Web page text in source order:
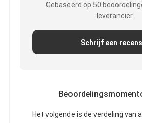
Gebaseerd op 50
leverancier
Schrijf een
Het volgende is de verdeling van